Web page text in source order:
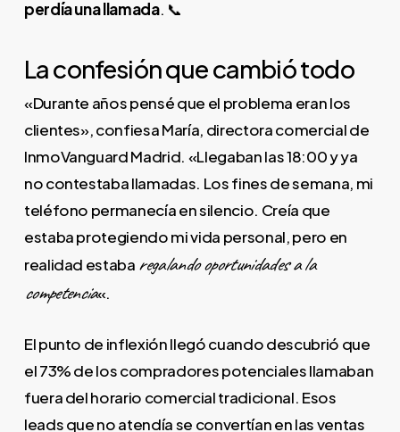
perdía una llamada. 📞
La confesión que cambió todo
«Durante años pensé que el problema eran los
clientes», confiesa María, directora comercial de
InmoVanguard Madrid. «Llegaban las 18:00 y ya
no contestaba llamadas. Los fines de semana, mi
teléfono permanecía en silencio. Creía que
estaba protegiendo mi vida personal, pero en
realidad estaba regalando oportunidades a la
competencia«.
El punto de inflexión llegó cuando descubrió que
el 73% de los compradores potenciales llamaban
fuera del horario comercial tradicional. Esos
leads que no atendía se convertían en las ventas